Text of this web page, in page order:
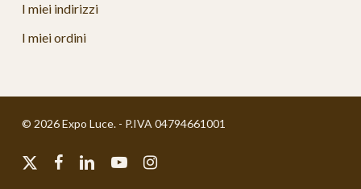
I miei indirizzi
I miei ordini
© 2026 Expo Luce. - P.IVA 04794661001
x-
facebooklinkedinyoutubeinstagram